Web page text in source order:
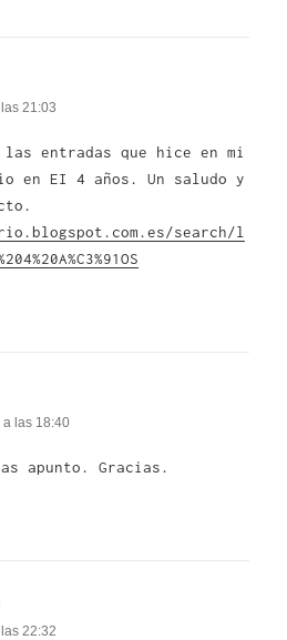
21:03
entradas que hice en mi
en EI 4 años. Un saludo y
search/l
las 18:40
apunto. Gracias.
22:32